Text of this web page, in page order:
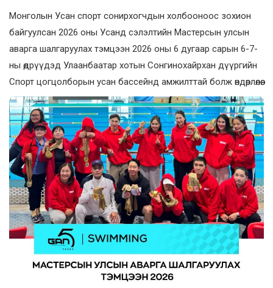
Монголын Усан спорт сонирхогчдын холбооноос зохион
байгуулсан 2026 оны Усанд сэлэлтийн Мастерсын улсын
аварга шалгаруулах тэмцээн 2026 оны 6 дугаар сарын 6-7-
ны өдрүүдэд Улаанбаатар хотын Сонгинохайрхан дүүргийн
Спорт цогцолборын усан бассейнд амжилттай болж өндөрлөлөө.